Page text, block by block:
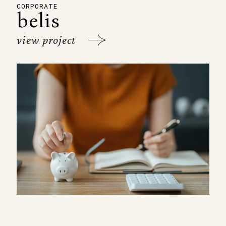
CORPORATE
belis
view project
David a parfaitement
compris mes attentes
et même fait beaucoup
de propositions très
pertinentes. Toujours à
l’écoute et très réactif à
la demande de mes
nombreuses